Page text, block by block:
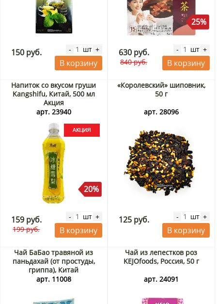
150 руб. - шт +
В корзину
25%
630 руб.
840 руб.
- шт +
В корзину
Напиток со вкусом груши
Kangshifu, Китай, 500 мл
Акция
арт. 23940
20%
159 руб.
199 руб.
- шт +
В корзину
«Королевский» шиповник,
50 г
арт. 28096
125 руб. - шт +
В корзину
Чай БаБао травяной из
паньдахай (от простуды,
гриппа), Китай
арт. 11008
Чай из лепестков роз
KEJOfoods, Россия, 50 г
арт. 24091